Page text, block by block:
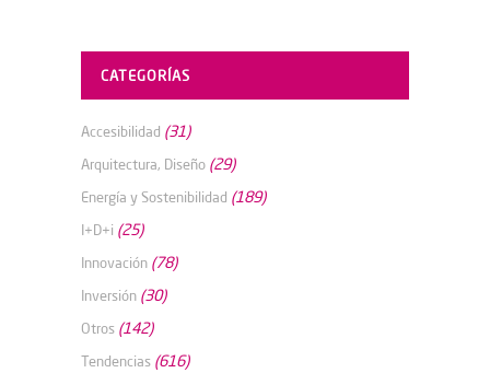
CATEGORÍAS
Accesibilidad (31)
Arquitectura, Diseño (29)
Energía y Sostenibilidad (189)
I+D+i (25)
Innovación (78)
Inversión (30)
Otros (142)
Tendencias (616)